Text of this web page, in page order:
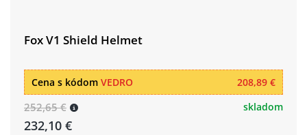
Fox V1 Shield Helmet
208,89 €
Cena s kódom VEDRO
252,65 €
232,10 €
skladom